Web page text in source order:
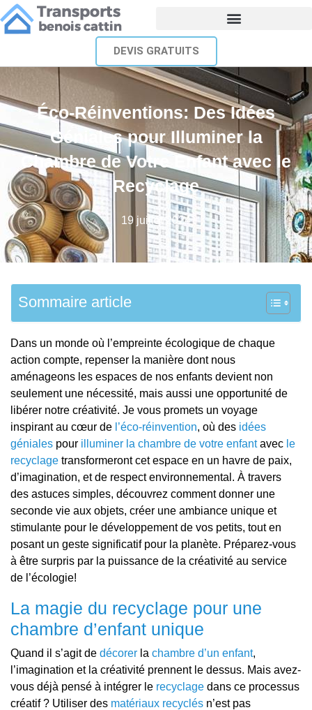
DEVIS GRATUITS
Éco-Réinventions: Des Idées
Géniales pour Illuminer la
Chambre de Votre Enfant avec le
Recyclage
19 juillet 2024
Sommaire article
Dans un monde où l’empreinte écologique de chaque
action compte, repenser la manière dont nous
aménageons les espaces de nos enfants devient non
seulement une nécessité, mais aussi une opportunité de
libérer notre créativité. Je vous promets un voyage
inspirant au cœur de l’éco-réinvention, où des idées
géniales pour illuminer la chambre de votre enfantavec le
recyclage transformeront cet espace en un havre de paix,
d’imagination, et de respect environnemental. À travers
des astuces simples, découvrez comment donner une
seconde vie aux objets, créer une ambiance unique et
stimulante pour le développement de vos petits, tout en
posant un geste significatif pour la planète. Préparez-vous
à être surpris par la puissance de la créativité au service
de l’écologie!
La magie du recyclage pour une
chambre d’enfant unique
Quand il s’agit de décorer la chambre d’un enfant,
l’imagination et la créativité prennent le dessus. Mais avez-
vous déjà pensé à intégrer le recyclage dans ce processus
créatif ? Utiliser des matériaux recyclés n’est pas